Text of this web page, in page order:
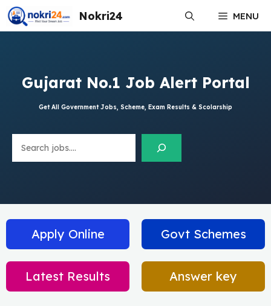
Skip
to
content
Nokri24 MENU
Gujarat No.1 Job Alert Portal
Get All Government Jobs, Scheme, Exam Results & Scolarship
Apply Online Govt Schemes
Latest Results Answer key